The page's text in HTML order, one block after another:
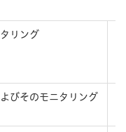
リング
びそのモニタリング